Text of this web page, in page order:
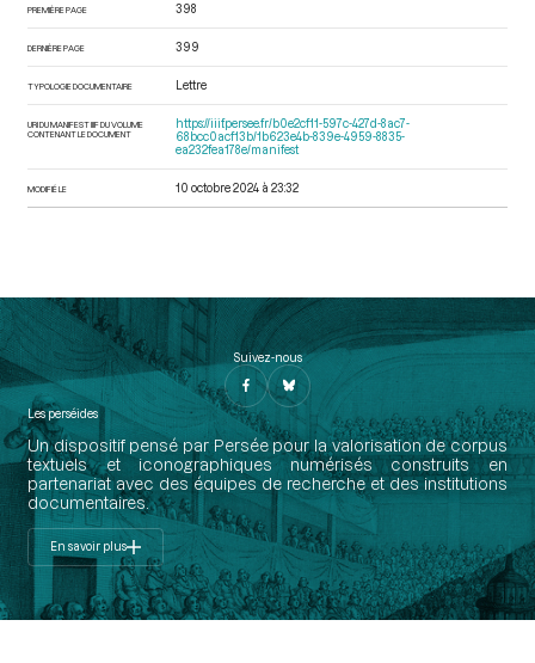
PREMIÈRE PAGE 398
DERNIÈRE PAGE 399
TYPOLOGIE DOCUMENTAIRE Lettre
URI DU MANIFEST IIIF DU VOLUME
CONTENANT LE DOCUMENT
https://iiif.persee.fr/b0e2cf11-597c-427d-8ac7-
68bcc0acf13b/1b623e4b-839e-4959-8835-
ea232fea178e/manifest
MODIFIÉ LE 10 octobre 2024 à 23:32
Suivez-nous
Les perséides
Un dispositif pensé par Persée pour la valorisation de corpus
textuels et iconographiques numérisés construits en
partenariat avec des équipes de recherche et des institutions
documentaires.
En savoir plus